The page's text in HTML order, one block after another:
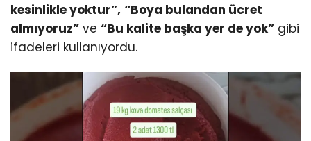
kesinlikle yoktur”, “Boya bulandan ücret
almıyoruz” ve “Bu kalite başka yer de yok” gibi
ifadeleri kullanıyordu.